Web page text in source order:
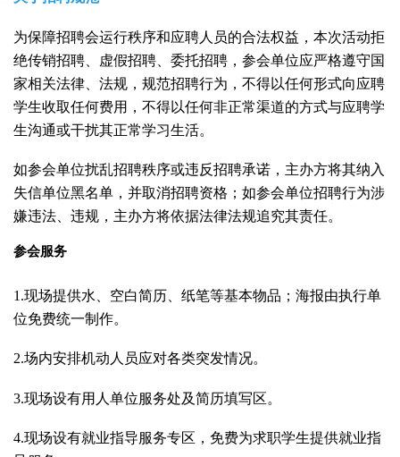
为保障招聘会运行秩序和应聘人员的合法权益，本次活动拒
绝传销招聘、虚假招聘、委托招聘，参会单位应严格遵守国
家相关法律、法规，规范招聘行为，不得以任何形式向应聘
学生收取任何费用，不得以任何非正常渠道的方式与应聘学
生沟通或干扰其正常学习生活。
如参会单位扰乱招聘秩序或违反招聘承诺，主办方将其纳入
失信单位黑名单，并取消招聘资格；如参会单位招聘行为涉
嫌违法、违规，主办方将依据法律法规追究其责任。
参会服务
1.现场提供水、空白简历、纸笔等基本物品；海报由执行单
位免费统一制作。
2.场内安排机动人员应对各类突发情况。
3.现场设有用人单位服务处及简历填写区。
4.现场设有就业指导服务专区，免费为求职学生提供就业指